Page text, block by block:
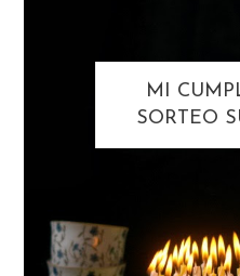
MI
SORTEO